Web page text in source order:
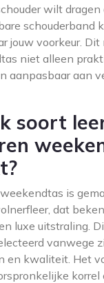
wilt dragen
schouderband
jouw voorkeur.
niet alleen
aanpasbaar aan
soort
is
dat
luxe uitstraling.
vanwege
en kwaliteit. Het
korrel